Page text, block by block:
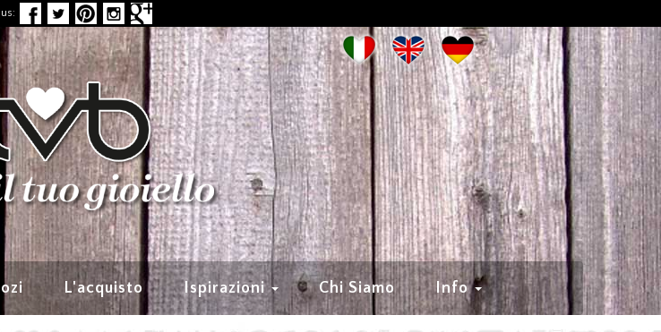
L'acquisto Ispirazioni Chi Siamo Info